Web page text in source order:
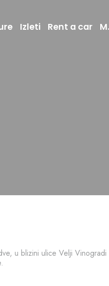
Izleti Rent a car
u blizini ulice Velji Vinogradi